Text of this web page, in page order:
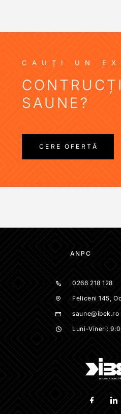
CAUȚI UN
SAUNE?
CERE OFERTĂ
ANPC
0266 218 128
Feliceni 145,
saune@ibek.ro
Luni-Vineri: